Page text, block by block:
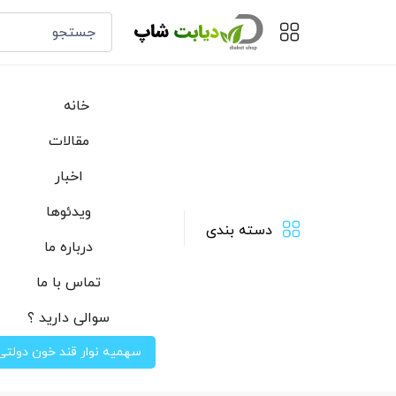
دسته بندی
خانه
مقالات
اخبار
ویدئوها
درباره ما
تماس با ما
سوالی دارید ؟
سهمیه نوار قند خون